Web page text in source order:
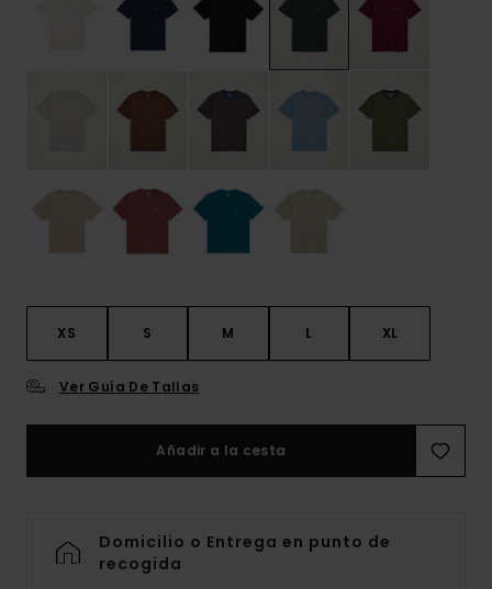
XS S M L XL
Ver Guía De Tallas
Añadir a la cesta
Domicilio o Entrega en punto de
recogida